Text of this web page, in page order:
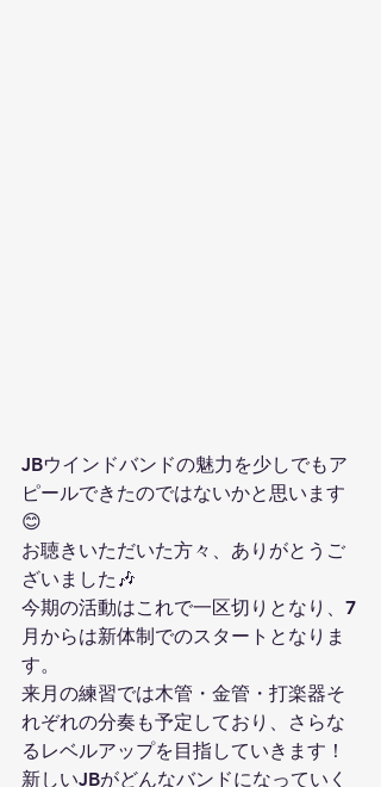
JBウインドバンドの魅力を少しでもア
ピールできたのではないかと思います
😊
お聴きいただいた方々、ありがとうご
ざいました🎶
今期の活動はこれで一区切りとなり、7
月からは新体制でのスタートとなりま
す。
来月の練習では木管・金管・打楽器そ
れぞれの分奏も予定しており、さらな
るレベルアップを目指していきます！
新しいJBがどんなバンドになっていく